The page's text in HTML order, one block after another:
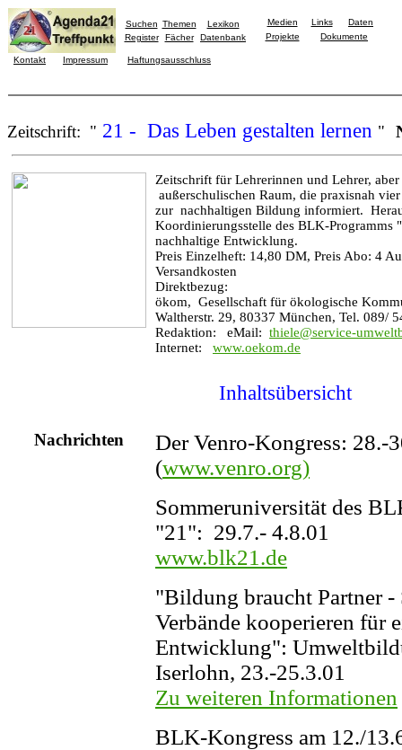
Suchen Themen
Lexikon
Register
Fächer Datenbank
Medien Links
Daten
Projekte
Dokumente
Kontakt Impressum Haftungsausschluss
Zeitschrift: " 21 - Das Leben gestalten lernen "
Zeitschrift für Lehrerinnen und Lehrer, aber
außerschulischen Raum, die praxisnah
zur nachhaltigen Bildung informiert.
Koordinierungsstelle des BLK-Programms
nachhaltige Entwicklung.
Preis Einzelheft: 14,80 DM, Preis Abo: 4
Versandkosten
Direktbezug:
ökom, Gesellschaft für ökologische
Waltherstr. 29, 80337 München, Tel. 089/
Redaktion: eMail: thiele@service-
Internet: www.oekom.de
Inhaltsübersicht
Nachrichten
Der Venro-Kongress:
(www.venro.org)
Sommeruniversität des
"21": 29.7.- 4.8.01
www.blk21.de
"Bildung braucht Partner -
Verbände kooperieren für
Entwicklung":
Iserlohn, 23.-25.3.01
Zu weiteren Informationen
BLK-Kongress am 12./